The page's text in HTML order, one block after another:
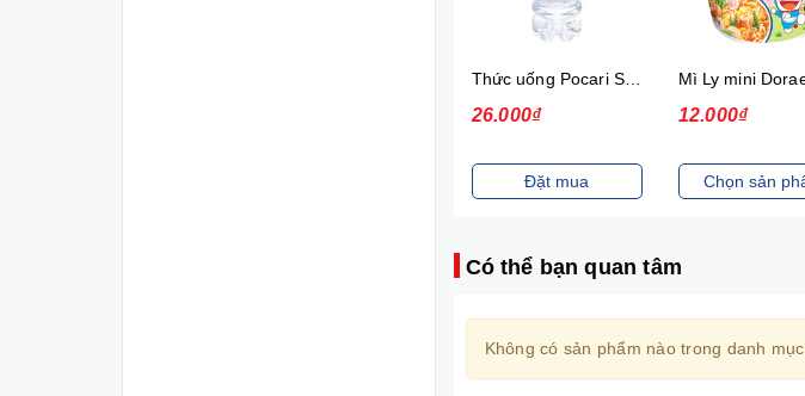
26.000₫
Đặt mua
12.000₫
Chọn sản
Có thể bạn quan tâm
Không có sản phẩm nào trong danh mục